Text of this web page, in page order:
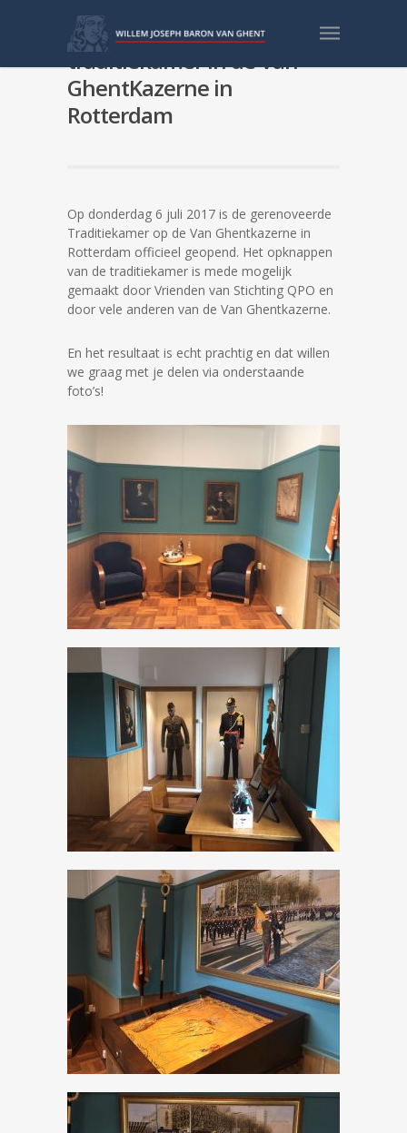
6 juli 2017 – Opening
traditiekamer in de Van
GhentKazerne in
Rotterdam
Op donderdag 6 juli 2017 is de gerenoveerde
Traditiekamer op de Van Ghentkazerne in
Rotterdam officieel geopend. Het opknappen
van de traditiekamer is mede mogelijk
gemaakt door Vrienden van Stichting QPO en
door vele anderen van de Van Ghentkazerne.
En het resultaat is echt prachtig en dat willen
we graag met je delen via onderstaande
foto’s!